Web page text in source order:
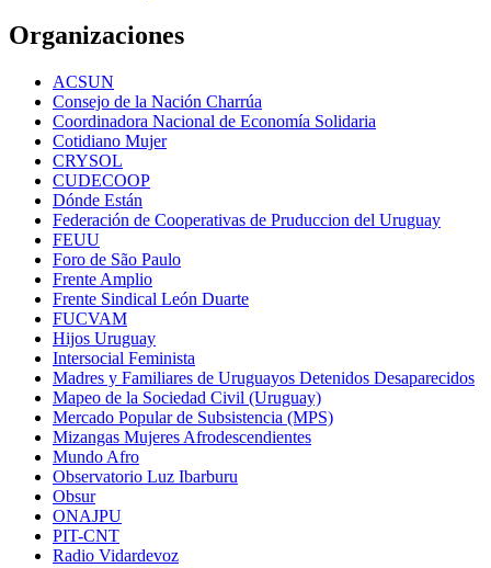
Organizaciones
ACSUN
Consejo de la Nación Charrúa
Coordinadora Nacional de Economía Solidaria
Cotidiano Mujer
CRYSOL
CUDECOOP
Dónde Están
Federación de Cooperativas de Pruduccion del Uruguay
FEUU
Foro de São Paulo
Frente Amplio
Frente Sindical León Duarte
FUCVAM
Hijos Uruguay
Intersocial Feminista
Madres y Familiares de Uruguayos Detenidos Desaparecidos
Mapeo de la Sociedad Civil (Uruguay)
Mercado Popular de Subsistencia (MPS)
Mizangas Mujeres Afrodescendientes
Mundo Afro
Observatorio Luz Ibarburu
Obsur
ONAJPU
PIT-CNT
Radio Vidardevoz